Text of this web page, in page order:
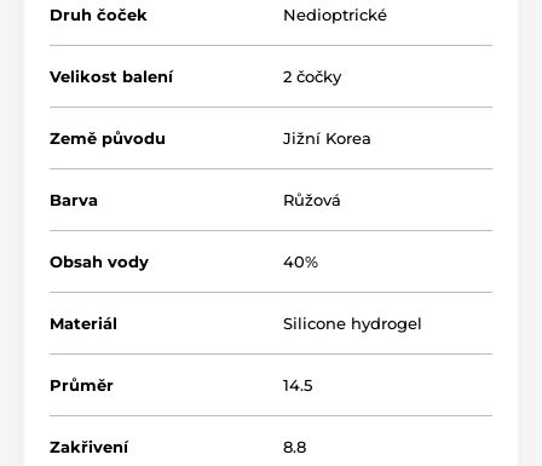
Druh čoček Nedioptrické
Velikost balení 2 čočky
Země původu Jižní Korea
Barva Růžová
Obsah vody 40%
Materiál Silicone hydrogel
Průměr 14.5
Zakřivení 8.8